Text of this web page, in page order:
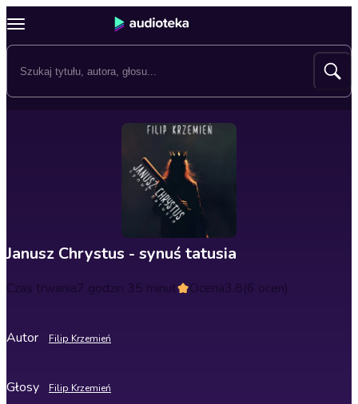
Janusz Chrystus - synuś tatusia
Czas trwania7 godzin 35 minut Ocena3.8(6 ocen)
Autor Filip Krzemień
Głosy Filip Krzemień